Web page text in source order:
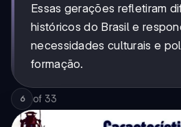
Essas gerações refletiram
históricos do Brasil e
necessidades culturais e
formação.
6 of 33